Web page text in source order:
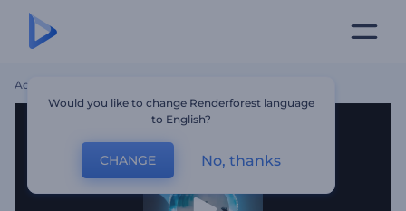
Accueil
Would you like to change Renderforest language
to English?
CHANGE No, thanks